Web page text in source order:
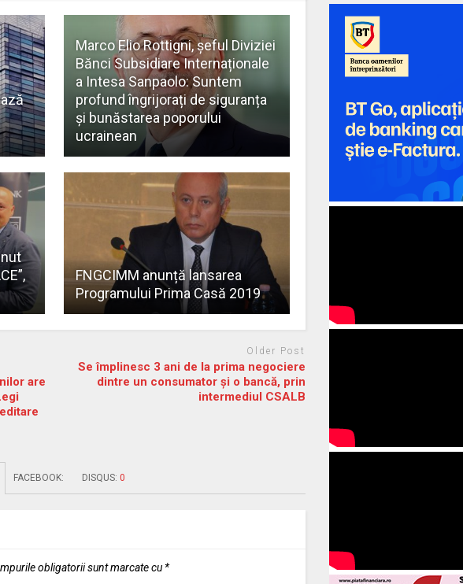
Marco Elio Rottigni, șeful Diviziei
Bănci Subsidiare Internaționale
a Intesa Sanpaolo: Suntem
profund îngrijorați de siguranța
și bunăstarea poporului
ucrainean
FNGCIMM anunță lansarea
Programului Prima Casă 2019
are
Older Post
Se împlinesc 3 ani de la prima negociere
dintre un consumator și o bancă, prin
intermediul CSALB
FACEBOOK: DISQUS: 0
obligatorii sunt marcate cu *